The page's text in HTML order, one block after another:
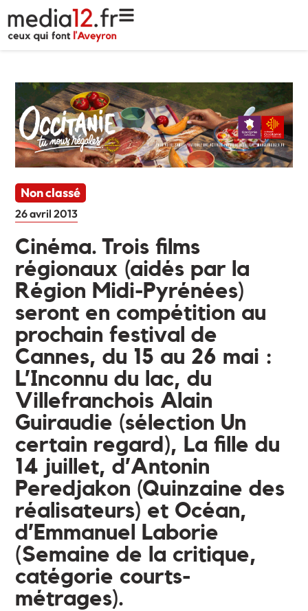
Non classé
26 avril 2013
Cinéma. Trois films
régionaux (aidés par la
Région Midi-Pyrénées)
seront en compétition au
prochain festival de
Cannes, du 15 au 26 mai :
L’Inconnu du lac, du
Villefranchois Alain
Guiraudie (sélection Un
certain regard), La fille du
14 juillet, d’Antonin
Peredjakon (Quinzaine des
réalisateurs) et Océan,
d’Emmanuel Laborie
(Semaine de la critique,
catégorie courts-
métrages).